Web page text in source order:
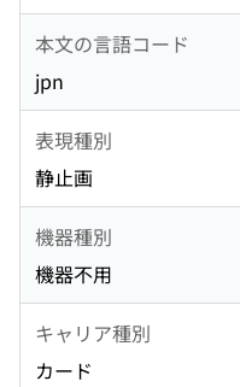
本文の言語コード
jpn
表現種別
静止画
機器種別
機器不用
キャリア種別
カード